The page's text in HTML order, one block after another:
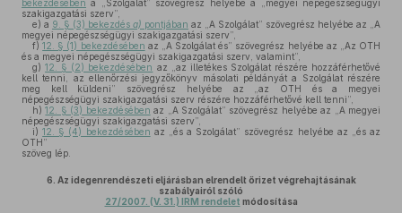
bekezdésében a „Szolgálat” szövegrész helyébe a „megyei népegészségügyi
szakigazgatási szerv”,
e) a 9. § (3) bekezdés a) pontjában az „A Szolgálat” szövegrész helyébe az „A
megyei népegészségügyi szakigazgatási szerv”,
f) 12. § (1) bekezdésében az „A Szolgálat és” szövegrész helyébe az „Az OTH
és a megyei népegészségügyi szakigazgatási szerv, valamint”,
g) 12. § (2) bekezdésében az „az illetékes Szolgálat részére hozzáférhetővé
kell tenni, az ellenőrzési jegyzőkönyv másolati példányát a Szolgálat részére
meg kell küldeni” szövegrész helyébe az „az OTH és a megyei
népegészségügyi szakigazgatási szerv részére hozzáférhetővé kell tenni”,
h) 12. § (3) bekezdésében az „A Szolgálat” szövegrész helyébe az „A megyei
népegészségügyi szakigazgatási szerv”,
i) 12. § (4) bekezdésében az „és a Szolgálat” szövegrész helyébe az „és az
OTH”
szöveg lép.
6. Az idegenrendészeti eljárásban elrendelt őrizet végrehajtásának
szabályairól szóló
27/2007. (V. 31.) IRM rendelet módosítása